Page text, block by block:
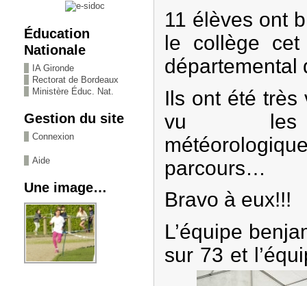
Éducation
Nationale
IA Gironde
Rectorat de Bordeaux
Ministère Éduc. Nat.
Gestion du site
Connexion
Aide
Une image…
11 élèves ont
le collège
départemental
Ils ont été très
vu les
parcours…
Bravo à eux!!!
L’équipe
sur 73 et